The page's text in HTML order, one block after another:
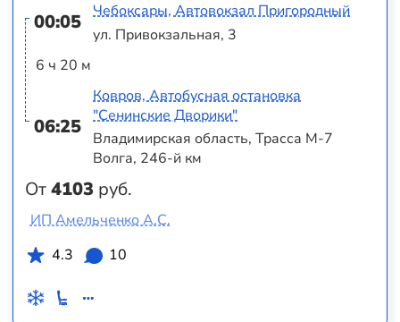
00:05
6 ч 20 м
06:25
От4103 руб.
Чебоксары, Автовокзал Пригородный
ул. Привокзальная, 3
Ковров, Автобусная остановка
"Сенинские Дворики"
Владимирская область, Трасса М-7
Волга, 246-й км
ИП Амельченко А.С.
4.3
10